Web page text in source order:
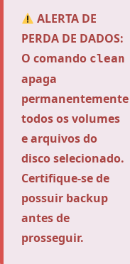
ALERTA DE
PERDA DE DADOS:
O comando clean
apaga
permanentemente
todos os volumes
e arquivos do
disco selecionado.
Certifique-se de
possuir backup
antes de
prosseguir.